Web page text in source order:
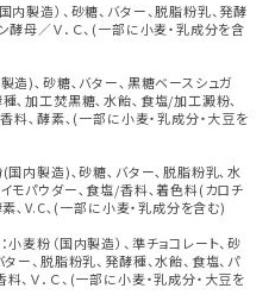
内製造）、砂糖、バター、脱脂粉乳、発酵
酵母／Ｖ．Ｃ、(一部に小麦・乳成分を含
造)､砂糖､バター､黒糖ベースシュガ
､加工焚黒糖､水飴､食塩/加工澱粉､
料､酵素､(一部に小麦・乳成分・大豆を
(国内製造)､砂糖､バター､脱脂粉乳､水
モパウダー､食塩/香料､着色料(カロチ
､V.C､(一部に小麦・乳成分を含む)
小麦粉（国内製造）、準チョコレート、砂
ター、脱脂粉乳、発酵種、水飴、食塩、パ
、Ｖ．Ｃ、(一部に小麦・乳成分・大豆を